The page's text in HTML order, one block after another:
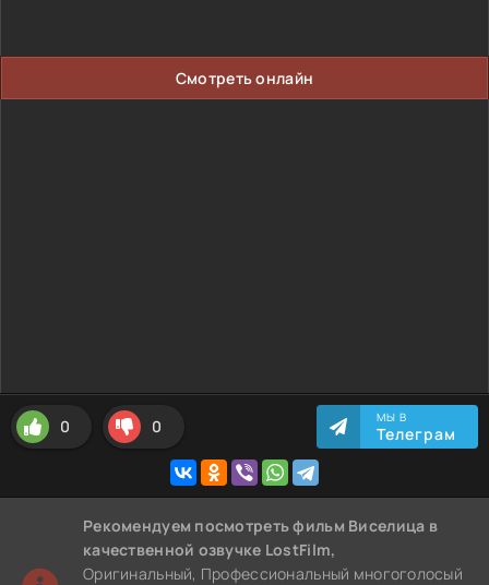
Смотреть онлайн
0 0 МЫ В
Телеграм
Рекомендуем посмотреть фильм Виселица в
качественной озвучке LostFilm,
Оригинальный, Профессиональный многоголосый